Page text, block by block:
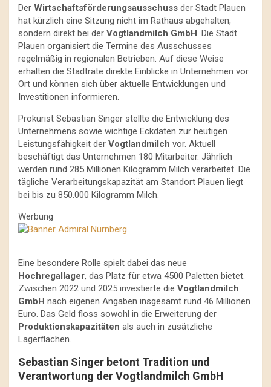
Der Wirtschaftsförderungsausschuss der Stadt Plauen
hat kürzlich eine Sitzung nicht im Rathaus abgehalten,
sondern direkt bei der Vogtlandmilch GmbH. Die Stadt
Plauen organisiert die Termine des Ausschusses
regelmäßig in regionalen Betrieben. Auf diese Weise
erhalten die Stadträte direkte Einblicke in Unternehmen vor
Ort und können sich über aktuelle Entwicklungen und
Investitionen informieren.
Prokurist Sebastian Singer stellte die Entwicklung des
Unternehmens sowie wichtige Eckdaten zur heutigen
Leistungsfähigkeit der Vogtlandmilch vor. Aktuell
beschäftigt das Unternehmen 180 Mitarbeiter. Jährlich
werden rund 285 Millionen Kilogramm Milch verarbeitet. Die
tägliche Verarbeitungskapazität am Standort Plauen liegt
bei bis zu 850.000 Kilogramm Milch.
Werbung
Eine besondere Rolle spielt dabei das neue
Hochregallager, das Platz für etwa 4500 Paletten bietet.
Zwischen 2022 und 2025 investierte die Vogtlandmilch
GmbH nach eigenen Angaben insgesamt rund 46 Millionen
Euro. Das Geld floss sowohl in die Erweiterung der
Produktionskapazitäten als auch in zusätzliche
Lagerflächen.
Sebastian Singer betont Tradition und
Verantwortung der Vogtlandmilch GmbH